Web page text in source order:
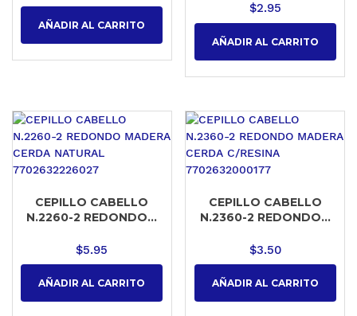
AÑADIR AL CARRITO
$2.95
AÑADIR AL CARRITO
CEPILLO CABELLO
N.2260-2 REDONDO...
$5.95
AÑADIR AL CARRITO
CEPILLO CABELLO
N.2360-2 REDONDO...
$3.50
AÑADIR AL CARRITO